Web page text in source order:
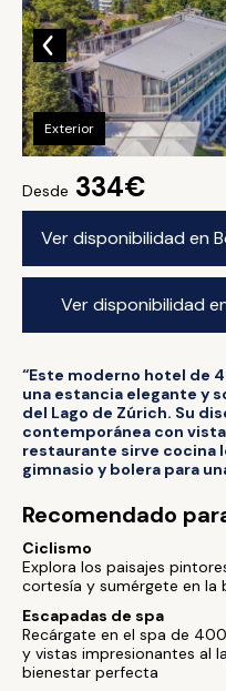
Desde 334€
Ver disponibilidad en
Ver disponibilidad
Exterior
“Este moderno hotel de
una estancia elegante y
del Lago de Zúrich. Su
contemporánea con
restaurante sirve cocina
gimnasio y bolera para
Recomendado
Ciclismo
Explora los paisajes
cortesía y sumérgete en la
Escapadas de spa
Recárgate en el spa de
y vistas impresionantes al
bienestar perfecta